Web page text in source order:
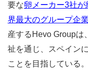
要な卵メーカー3社
界最大のグループ企業
産するHevo Groupは
祉を通じ、スペイン
ことを目指している。